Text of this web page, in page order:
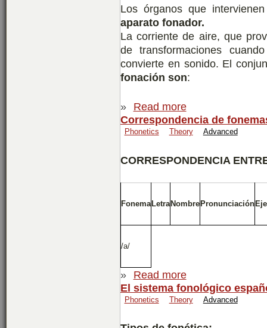
Los órganos que
aparato fonador.
La corriente de aire, que
de transformaciones
convierte en sonido. El
fonación son:
»
Read more
Correspondencia de
Phonetics Theory Advanced
CORRESPONDENCIA
Fonema Letra Nombre Pronunciación
/a/
»
Read more
El sistema fonológico
Phonetics Theory Advanced